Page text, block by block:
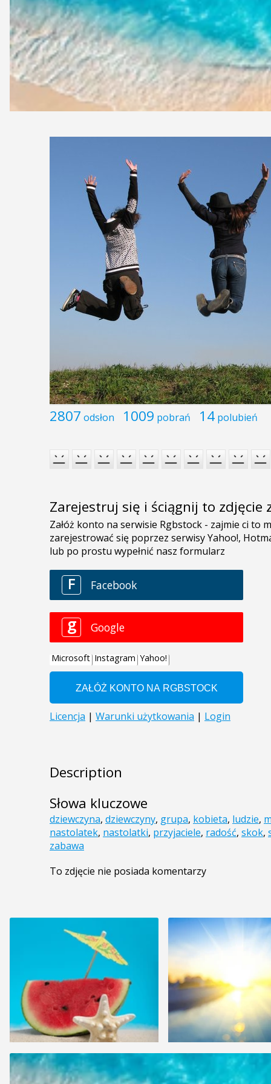
2807 odsłon 1009 pobrań 14 polubień
Zarejestruj się i ściągnij to zdjęcie
Description
Słowa kluczowe
dziewczyna, dziewczyny, grupa, kobieta, ludzie,
nastolatek, nastolatki, przyjaciele, radość, skok,
zabawa
To zdjęcie nie posiada komentarzy